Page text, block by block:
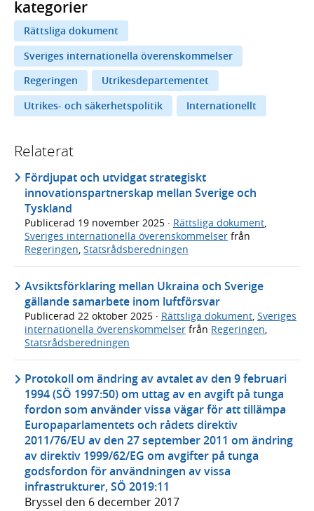
kategorier
Rättsliga dokument
Sveriges internationella överenskommelser
Regeringen
Utrikesdepartementet
Utrikes- och säkerhetspolitik
Internationellt
Relaterat
Fördjupat och utvidgat strategiskt
innovationspartnerskap mellan Sverige och
Tyskland
Publicerad 19 november 2025 · Rättsliga dokument,
Sveriges internationella överenskommelser från
Regeringen, Statsrådsberedningen
Avsiktsförklaring mellan Ukraina och Sverige
gällande samarbete inom luftförsvar
Publicerad 22 oktober 2025 · Rättsliga dokument Sveriges
internationella överenskommelser från Regeringen
Statsrådsberedningen
Protokoll om ändring av avtalet av den 9 februari
1994 (SÖ 1997:50) om uttag av en avgift på tunga
fordon som använder vissa vägar för att tillämpa
Europaparlamentets och rådets direktiv
2011/76/EU av den 27 september 2011 om ändring
av direktiv 1999/62/EG om avgifter på tunga
godsfordon för användningen av vissa
infrastrukturer, SÖ 2019:11
Bryssel den 6 december 2017